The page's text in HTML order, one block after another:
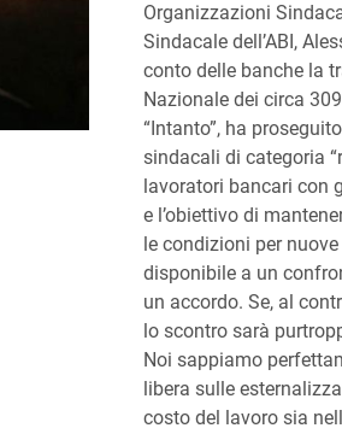
Organizzazioni
Sindacale dell’ABI,
conto delle banche la
Nazionale dei circa
“Intanto”, ha
sindacali di categoria
lavoratori bancari con
e l’obiettivo di
le condizioni per
disponibile a un
un accordo. Se, al
lo scontro sarà
Noi sappiamo
libera sulle
costo del lavoro sia